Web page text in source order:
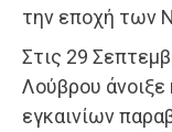
την εποχή των
Στις 29
Λούβρου άνοιξε
εγκαινίων